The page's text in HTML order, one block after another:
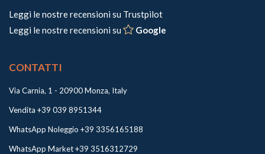
Leggi le nostre recensioni su Trustpilot
Leggi le nostre recensioni su
Google
CONTATTI
Via Carnia, 1 - 20900 Monza, Italy
Vendita +39 039 8951344
WhatsApp Noleggio +39 3356165188
WhatsApp Market +39 3516312729